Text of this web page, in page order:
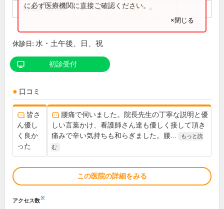
14:00～17:30 ● ● ●
に必ず医療機関に直接ご確認ください。
×閉じる
休診日: 水・土午後、日、祝
初診受付
口コミ
皆さ
ん優し
く良か
った
腰痛で伺いました。院長先生の丁寧な説明と優
しい言葉かけ、看護師さん達も優しく接して頂き
痛みで辛い気持ちも和らぎました。腰...
もっと読
む
この医院の詳細をみる
アクセス数※